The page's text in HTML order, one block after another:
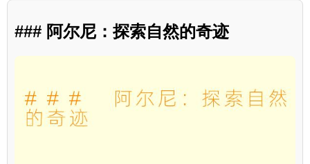
### 阿尔尼：探索自然的奇迹